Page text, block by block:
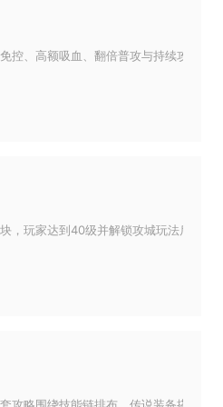
、高额吸血、翻倍普攻与持续攻速叠
玩家达到40级并解锁攻城玩法后即可